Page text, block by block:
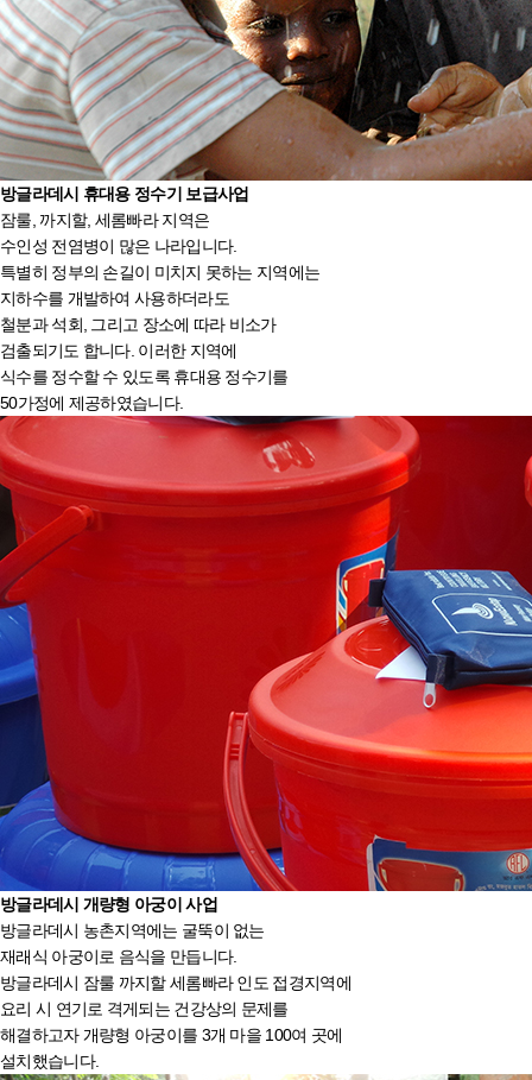
방글라데시 휴대용 정수기 보급사업
잠룰, 까지할, 세롬빠라 지역은
수인성 전염병이 많은 나라입니다.
특별히 정부의 손길이 미치지 못하는 지역에는
지하수를 개발하여 사용하더라도
철분과 석회, 그리고 장소에 따라 비소가
검출되기도 합니다. 이러한 지역에
식수를 정수할 수 있도록 휴대용 정수기를
50가정에 제공하였습니다.
방글라데시 개량형 아궁이 사업
방글라데시 농촌지역에는 굴뚝이 없는
재래식 아궁이로 음식을 만듭니다.
방글라데시 잠룰 까지할 세롬빠라 인도 접경지역에
요리 시 연기로 격게되는 건강상의 문제를
해결하고자 개량형 아궁이를 3개 마을 100여 곳에
설치했습니다.